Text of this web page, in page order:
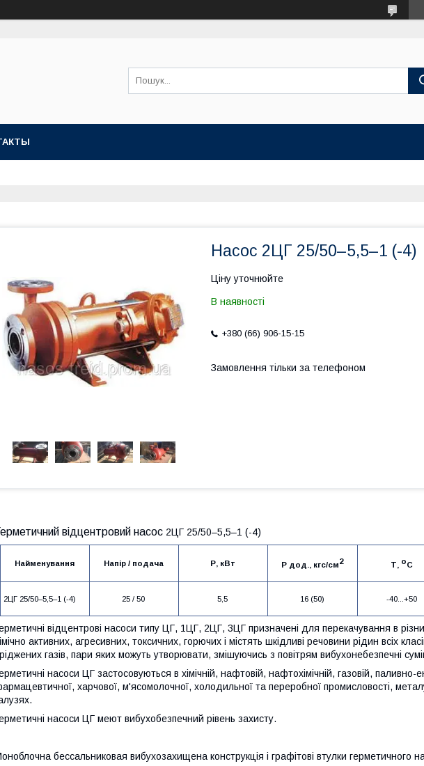
Насос 2ЦГ 25/50–5,5–1 (-4)
Ціну уточнюйте
В наявності
+380 (66) 906-15-15
Замовлення тільки за телефоном
відцентровий насос 2ЦГ 25/50–5,5–1 (-4)
Найменування Напір / подача Р, кВт Р дод., кгс/см2 Т, оС
2ЦГ 25/50–5,5–1 (-4) 25 / 50 5,5 16 (50) -40...+50
відцентрові насоси типу ЦГ, 1ЦГ, 2ЦГ, 3ЦГ призначені для перекачування в
активних, агресивних, токсичних, горючих і містять шкідливі речовини рідин всіх
газів, пари яких можуть утворювати, змішуючись з повітрям вибухонебезпечні
насоси ЦГ застосовуються в хімічній, нафтовій, нафтохімічній, газовій, паливно-
харчової, м'ясомолочної, холодильної та переробної промисловості,
насоси ЦГ меют вибухобезпечний рівень захисту.
бессальниковая вибухозахищена конструкція і графітові втулки герметичного